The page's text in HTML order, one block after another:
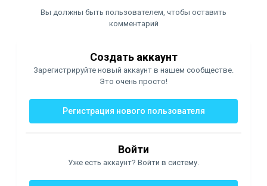
Вы должны быть пользователем, чтобы оставить
комментарий
Создать аккаунт
Зарегистрируйте новый аккаунт в нашем сообществе.
Это очень просто!
Регистрация нового пользователя
Войти
Уже есть аккаунт? Войти в систему.